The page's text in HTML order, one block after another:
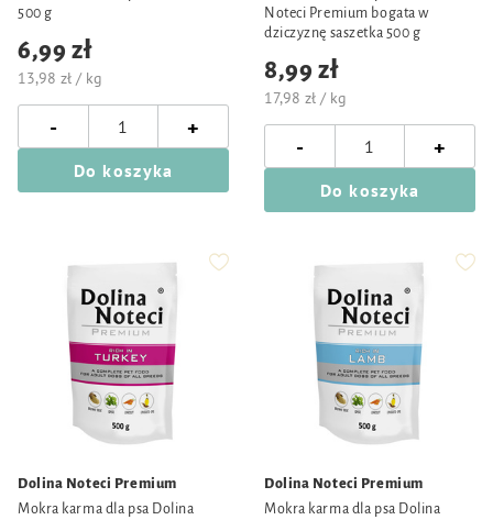
500 g
6,99 zł
13,98 zł / kg
- +
Do koszyka
Noteci Premium bogata w
dziczyznę saszetka 500 g
8,99 zł
17,98 zł / kg
- +
Do koszyka
Dolina Noteci Premium
Mokra karma dla psa Dolina
Dolina Noteci Premium
Mokra karma dla psa Dolina